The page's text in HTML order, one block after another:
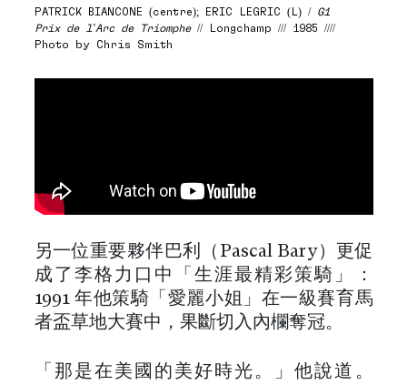
PATRICK BIANCONE (centre); ERIC LEGRIC (L) / G1
Prix de l’Arc de Triomphe// Longchamp /// 1985 ////
Photo by Chris Smith
另一位重要夥伴巴利（Pascal Bary）更促
成了李格力口中「生涯最精彩策騎」：
1991 年他策騎「愛麗小姐」在一級賽育馬
者盃草地大賽中，果斷切入內欄奪冠。
「那是在美國的美好時光。」他說道。